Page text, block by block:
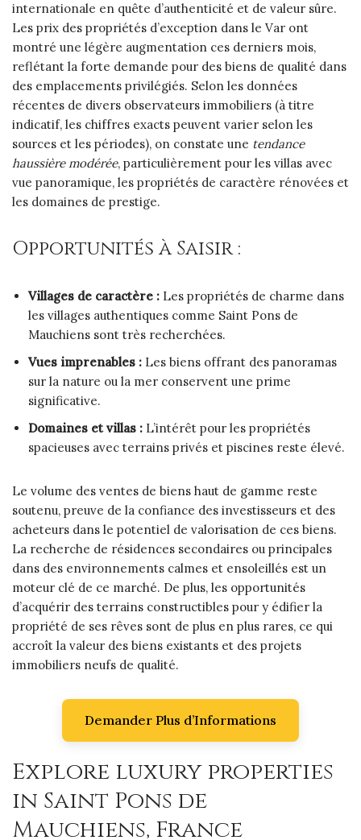
internationale en quête d’authenticité et de valeur sûre.
Les prix des propriétés d’exception dans le Var ont
montré une légère augmentation ces derniers mois,
reflétant la forte demande pour des biens de qualité dans
des emplacements privilégiés. Selon les données
récentes de divers observateurs immobiliers (à titre
indicatif, les chiffres exacts peuvent varier selon les
sources et les périodes), on constate une tendance
haussière modérée, particulièrement pour les villas avec
vue panoramique, les propriétés de caractère rénovées et
les domaines de prestige.
Opportunités à Saisir :
Villages de caractère : Les propriétés de charme dans
les villages authentiques comme Saint Pons de
Mauchiens sont très recherchées.
Vues imprenables : Les biens offrant des panoramas
sur la nature ou la mer conservent une prime
significative.
Domaines et villas : L’intérêt pour les propriétés
spacieuses avec terrains privés et piscines reste élevé.
Le volume des ventes de biens haut de gamme reste
soutenu, preuve de la confiance des investisseurs et des
acheteurs dans le potentiel de valorisation de ces biens.
La recherche de résidences secondaires ou principales
dans des environnements calmes et ensoleillés est un
moteur clé de ce marché. De plus, les opportunités
d’acquérir des terrains constructibles pour y édifier la
propriété de ses rêves sont de plus en plus rares, ce qui
accroît la valeur des biens existants et des projets
immobiliers neufs de qualité.
Demander Plus d’Informations
Explore luxury properties
in Saint Pons de
Mauchiens, France